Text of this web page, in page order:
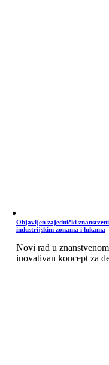
Objavljen zajednički
industrijskim zonama i lukama
Novi rad u
inovativan koncept za